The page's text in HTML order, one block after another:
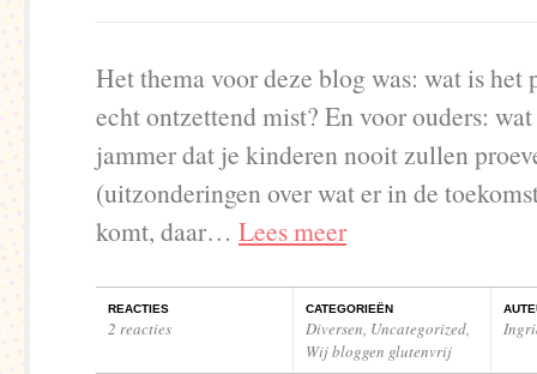
Het thema voor deze blog was: wat is het
echt ontzettend mist? En voor ouders:
jammer dat je kinderen nooit zullen
(uitzonderingen over wat er in de
komt, daar… Lees meer
REACTIES
2 reacties
CATEGORIEËN
Diversen, Uncategorized,
Wij bloggen glutenvrij